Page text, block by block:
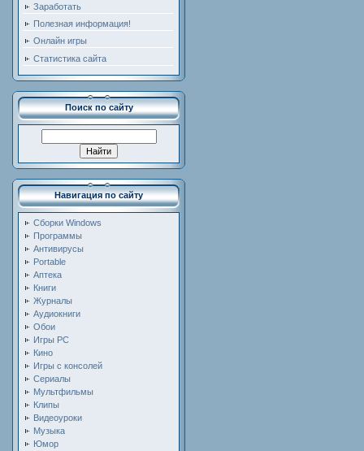
Заработать
Полезная информация!
Онлайн игры
Статистика сайта
Поиск по сайту
Навигация по сайту
Сборки Windows
Программы
Антивирусы
Portable
Аптека
Книги
Журналы
Аудиокниги
Обои
Игры PC
Кино
Игры с консолей
Сериалы
Мультфильмы
Клипы
Видеоуроки
Музыка
Юмор